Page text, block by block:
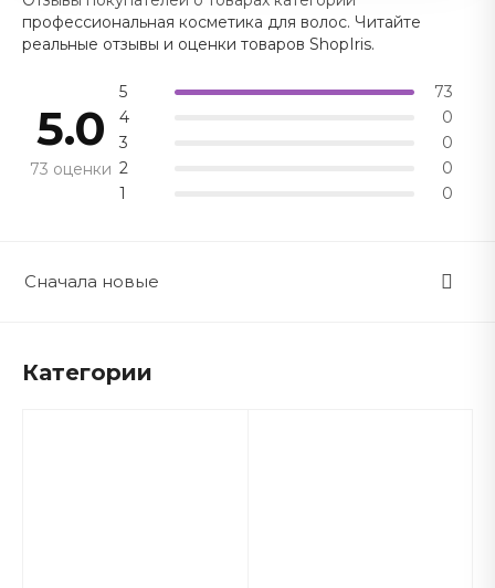
профессиональная косметика для волос. Читайте
реальные отзывы и оценки товаров ShopIris.
5.0
73 оценки
5
73
4
0
3
0
2
0
1
0
Сначала новые
Категории